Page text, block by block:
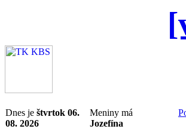
Dnes je štvrtok 06.
08. 2026
Meniny má
Jozefína